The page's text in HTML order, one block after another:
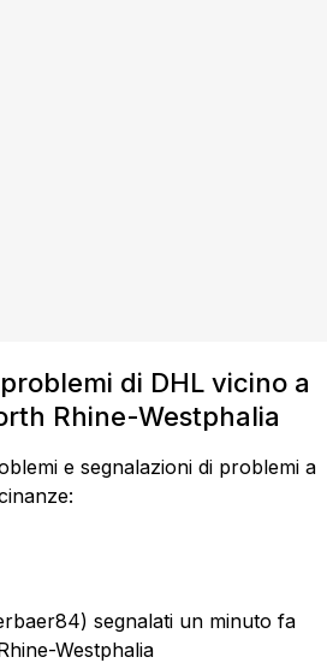
di DHL vicino a
Rhine-Westphalia
e segnalazioni di problemi a
segnalati un minuto fa
Westphalia